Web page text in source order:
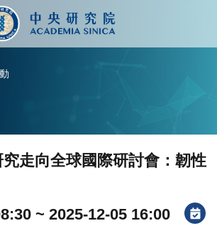
走向全球國際研討會：韌性
~ 2025-12-05 16:00